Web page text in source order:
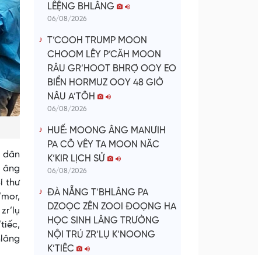
dân
âng
thư
LÊỆNG BHLÂNG
06/08/2026
T’COOH TRUMP MOON
CHOOM LÊY P’CĂH MOON
RÂU GR’HOOT BHRỢ OOY EO
BIỂN HORMUZ OOY 48 GIỜ
NÂU A’TÔH
06/08/2026
HUẾ: MOONG ÂNG MANƯIH
PA CÔ VÊY TA MOON NĂC
K’KIR LỊCH SỬ
06/08/2026
ĐÀ NẴNG T’BHLÂNG PA
DZOỌC ZÊN ZOOI ĐOỌNG HA
HỌC SINH LÂNG TRƯỜNG
NỘI TRÚ ZR’LỤ K’NOONG
K’TIÊC